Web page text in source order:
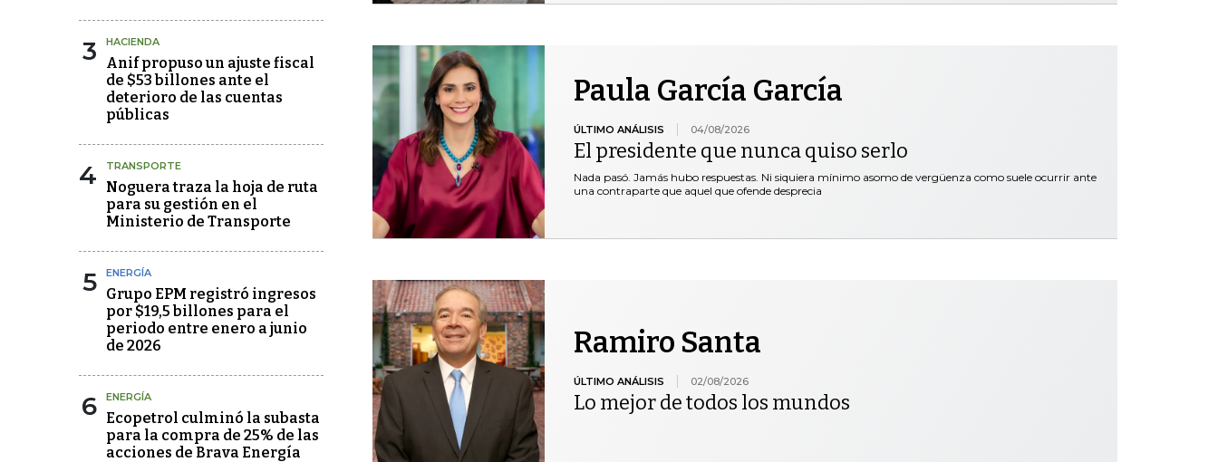
3 HACIENDA
Anif propuso un ajuste fiscal
de $53 billones ante el
deterioro de las cuentas
públicas
4 TRANSPORTE
Noguera traza la hoja de ruta
para su gestión en el
Ministerio de Transporte
5 ENERGÍA
Grupo EPM registró ingresos
por $19,5 billones para el
periodo entre enero a junio
de 2026
6 ENERGÍA
Ecopetrol culminó la subasta
para la compra de 25% de las
acciones de Brava Energía
Paula García García
ÚLTIMO ANÁLISIS 04/08/2026
El presidente que nunca quiso serlo
Nada pasó. Jamás hubo respuestas. Ni siquiera mínimo asomo de vergüenza como suele ocurrir ante
una contraparte que aquel que ofende desprecia
Ramiro Santa
ÚLTIMO ANÁLISIS 02/08/2026
Lo mejor de todos los mundos